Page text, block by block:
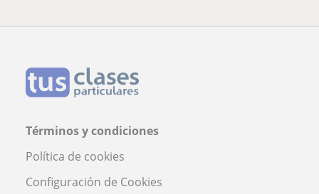
Términos y condiciones
Política de cookies
Configuración de Cookies